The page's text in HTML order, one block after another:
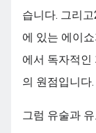
습니다. 그리
에 있는 에이
에서 독자적인
의 원점입니다.
그럼 유술과